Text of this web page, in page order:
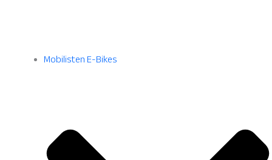
Mobilisten E-Bikes